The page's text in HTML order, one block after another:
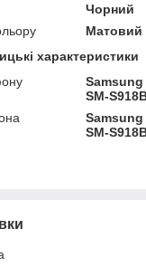
Чорний
Матовий
характеристики
Samsung
SM-
Samsung
SM-